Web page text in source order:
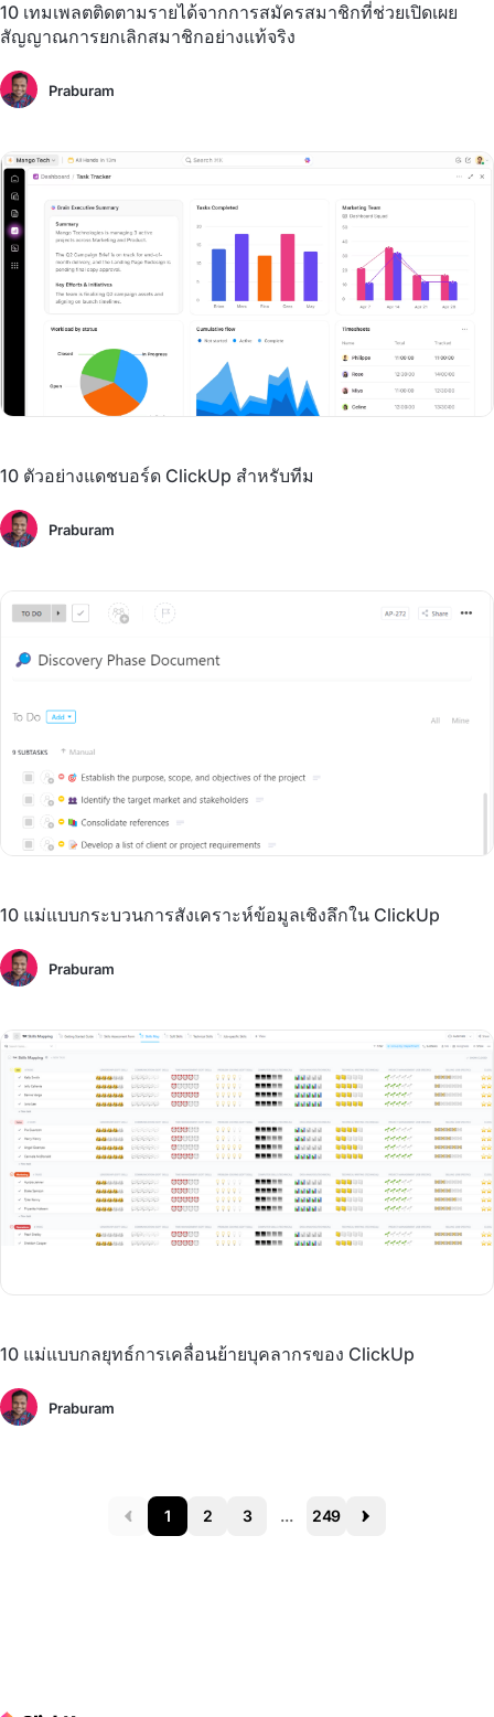
10 เทมเพลตติดตามรายได้จากการสมัครสมาชิกที่ช่วยเปิดเผย
สัญญาณการยกเลิกสมาชิกอย่างแท้จริง
Praburam
10 ตัวอย่างแดชบอร์ด ClickUp สำหรับทีม
Praburam
10 แม่แบบกระบวนการสังเคราะห์ข้อมูลเชิงลึกใน ClickUp
Praburam
10 แม่แบบกลยุทธ์การเคลื่อนย้ายบุคลากรของ ClickUp
Praburam
Prev 1 2 3 ... 249 Next